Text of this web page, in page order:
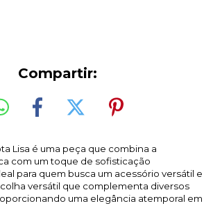
Compartir:
Lisa é uma peça que combina a
com um toque de sofisticação
para quem busca um acessório versátil e
versátil que complementa diversos
uma elegância atemporal em